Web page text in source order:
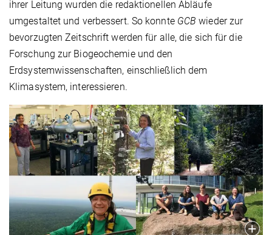
ihrer Leitung wurden die redaktionellen Abläufe
umgestaltet und verbessert. So konnte GCB wieder zur
bevorzugten Zeitschrift werden für alle, die sich für die
Forschung zur Biogeochemie und den
Erdsystemwissenschaften, einschließlich dem
Klimasystem, interessieren.